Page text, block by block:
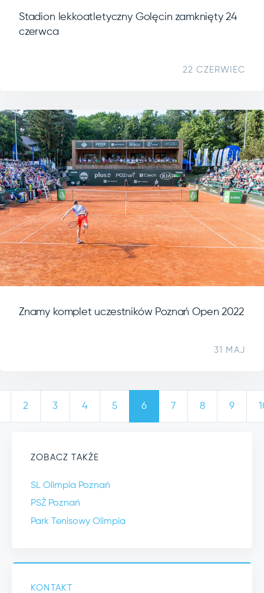
Stadion lekkoatletyczny Golęcin zamknięty 24
czerwca
22 CZERWIEC
Znamy komplet uczestników Poznań Open 2022
31 MAJ
2 3 4 5 6 7 8 9
ZOBACZ TAKŻE
SL Olimpia Poznań
PSŻ Poznań
Park Tenisowy Olimpia
KONTAKT